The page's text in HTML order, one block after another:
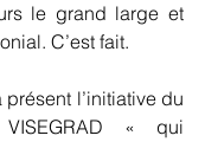
le grand large et
C’est fait.
l’initiative du
« qui